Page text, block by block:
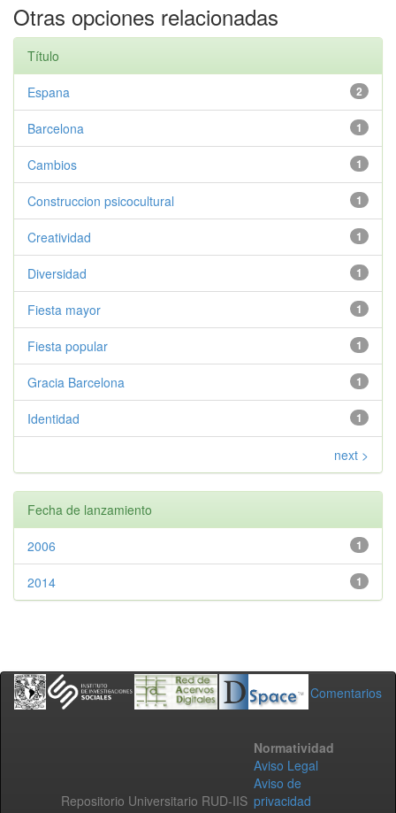
Otras opciones relacionadas
Título
2
Espana
1
Barcelona
1
Cambios
1
Construccion psicocultural
1
Creatividad
1
Diversidad
1
Fiesta mayor
1
Fiesta popular
1
Gracia Barcelona
1
Identidad
next >
Fecha de lanzamiento
1
2006
1
2014
Comentarios
Repositorio Universitario RUD-IIS
Normatividad
Aviso Legal
Aviso de
privacidad